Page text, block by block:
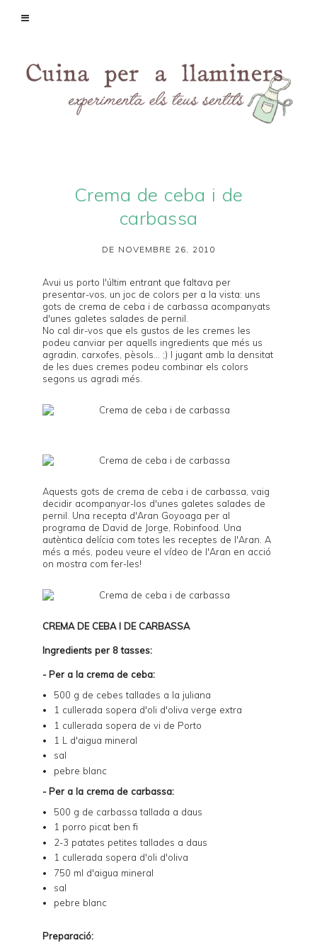
Crema de ceba i de
carbassa
DE NOVEMBRE 26, 2010
Avui us porto l'últim entrant que faltava per
presentar-vos, un joc de colors per a la vista: uns
gots de crema de ceba i de carbassa acompanyats
d'unes galetes salades de pernil.
No cal dir-vos que els gustos de les cremes les
podeu canviar per aquells ingredients que més us
agradin, carxofes, pèsols... ;) I jugant amb la densitat
de les dues cremes podeu combinar els colors
segons us agradi més.
Aquests gots de crema de ceba i de carbassa, vaig
decidir acompanyar-los d'unes galetes salades de
pernil. Una recepta d'Aran Goyoaga per al
programa de David de Jorge Robinfood . Una
autèntica delícia com totes les receptes de l'Aran . A
més a més, podeu veure el vídeo de l'Aran en acció
on mostra com fer-les!
CREMA DE CEBA I DE CARBASSA
Ingredients per 8 tasses:
- Per a la crema de ceba:
500 g de cebes tallades a la juliana
1 cullerada sopera d'oli d'oliva verge extra
1 cullerada sopera de vi de Porto
1 L d'aigua mineral
sal
pebre blanc
- Per a la crema de carbassa:
500 g de carbassa tallada a daus
1 porro picat ben fi
2-3 patates petites tallades a daus
1 cullerada sopera d'oli d'oliva
750 ml d'aigua mineral
sal
pebre blanc
Preparació: